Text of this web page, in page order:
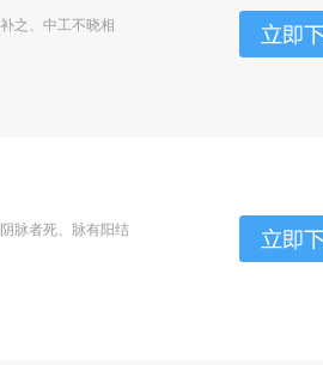
之、中工不晓相
脉者死、脉有阳结